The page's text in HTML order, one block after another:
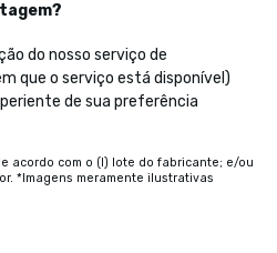
do nosso serviço de
que o serviço está disponível)
de sua preferência
acordo com o (I) lote do fabricante; e/ou
*Imagens meramente ilustrativas